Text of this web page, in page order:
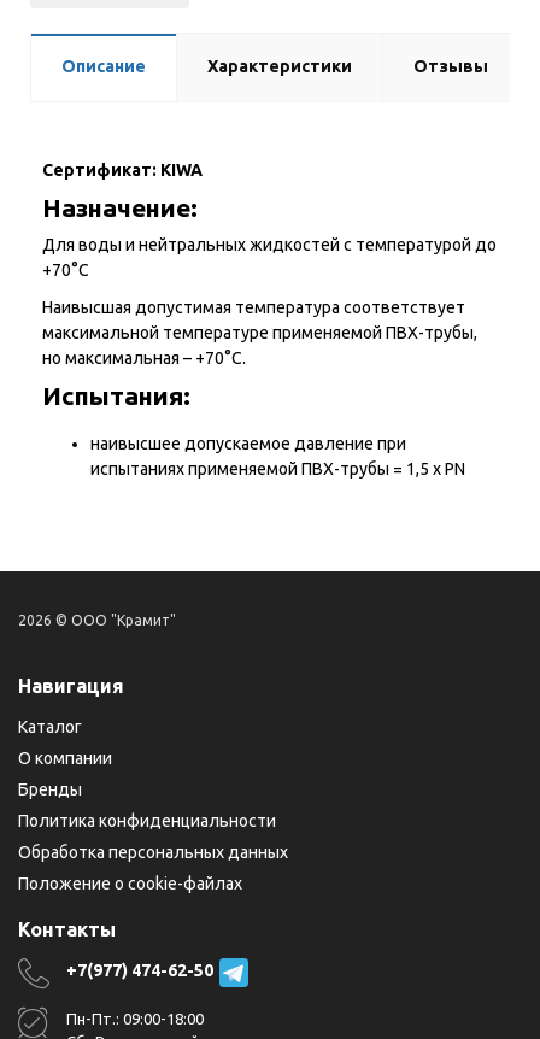
Описание Характеристики Отзывы
Сертификат: KIWA
Назначение:
Для воды и нейтральных жидкостей с температурой до
+70°С
Наивысшая допустимая температура соответствует
максимальной температуре применяемой ПВХ-трубы,
но максимальная – +70°С.
Испытания:
наивысшее допускаемое давление при
испытаниях применяемой ПВХ-трубы = 1,5 х PN
2026 © ООО "Крамит"
Навигация
Каталог
О компании
Бренды
Политика конфиденциальности
Обработка персональных данных
Положение о cookie-файлах
Контакты
+7(977) 474-62-50
Пн-Пт.: 09:00-18:00